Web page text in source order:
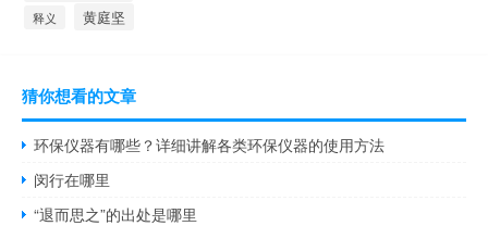
释义 黄庭坚
猜你想看的文章
环保仪器有哪些？详细讲解各类环保仪器的使用方法
闵行在哪里
“退而思之”的出处是哪里